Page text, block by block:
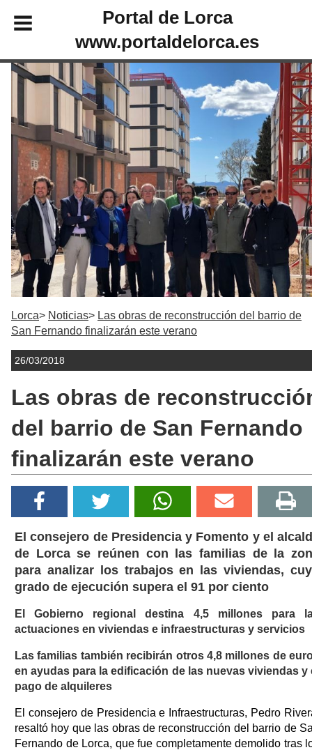
Portal de Lorca
www.portaldelorca.es
Lorca Noticias
Las obras de reconstrucción del barrio de
San Fernando finalizarán este verano
26/03/2018
Las obras de
del barrio de San Fernando
finalizarán este verano
El consejero de Presidencia y Fomento y el
de Lorca se reúnen con las familias de la
para analizar los trabajos en las viviendas,
grado de ejecución supera el 91 por ciento
El Gobierno regional destina 4,5 millones para
actuaciones en viviendas e infraestructuras y servicios
Las familias también recibirán otros 4,8 millones de
en ayudas para la edificación de las nuevas viviendas y
pago de alquileres
El consejero de Presidencia e Infraestructuras, Pedro
resaltó hoy que las obras de reconstrucción del barrio de
Fernando de Lorca, que fue completamente demolido tras